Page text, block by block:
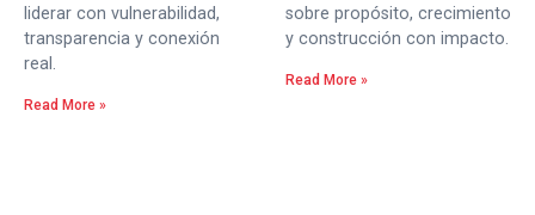
liderar con vulnerabilidad,
transparencia y conexión
real.
Read More »
sobre propósito, crecimiento
y construcción con impacto.
Read More »